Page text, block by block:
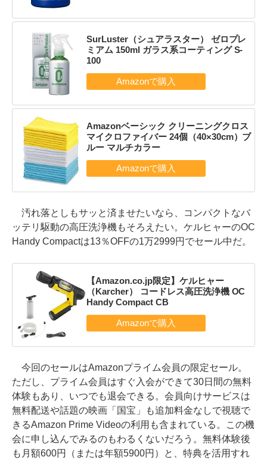
SurLuster（シュアラスター） ゼロプレ
ミアム 150ml ガラス系コーティング S-
100
Amazonベーシック クリーニングクロス
マイクロファイバー 24個（40×30cm）ブ
ルー マルチカラー
汚れ落としもサッと済ませたいなら、コンパクトなバ
ッテリ駆動の高圧洗浄機もそろえたい。ケルヒャーのOC
Handy Compactは13％OFFの1万2999円でセール中だ。
【Amazon.co.jp限定】ケルヒャー
（Karcher） コードレス高圧洗浄機 OC
Handy Compact CB
今回のセールはAmazonプライム会員の限定セール。
ただし、プライム会員はすぐ入会ができて30日間の無料
体験もあり、いつでも退会できる。会員向けサービスは
無料配送や話題の映画「国宝」も追加料金なしで視聴で
きるAmazon Prime Videoの利用も含まれている。この機
会に申し込んでみるのもわるくないだろう。無料体験後
も月額600円（または年額5900円）と、特典を活用すれ